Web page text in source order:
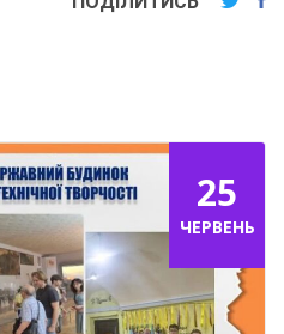
25
ЧЕРВЕНЬ